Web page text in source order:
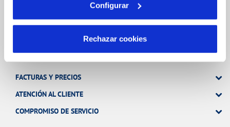
Configurar
Rechazar cookies
FACTURAS Y PRECIOS
ATENCIÓN AL CLIENTE
COMPROMISO DE SERVICIO